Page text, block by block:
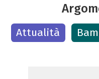
Attualità